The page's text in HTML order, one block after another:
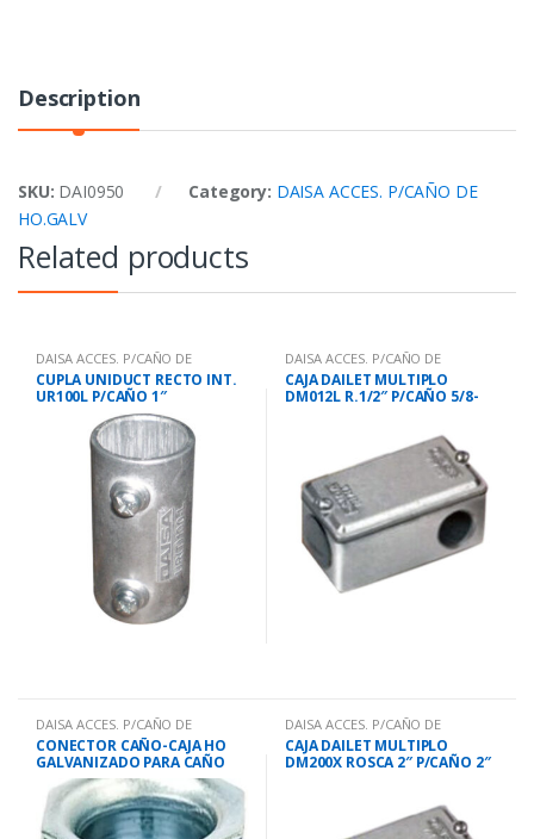
Description
SKU: DAI0950 Category: DAISA ACCES. P/CAÑO DE
HO.GALV
Related products
DAISA ACCES. P/CAÑO DE
HO.GALV
CUPLA UNIDUCT RECTO INT.
UR100L P/CAÑO 1″
DAISA ACCES. P/CAÑO DE
HO.GALV
CAJA DAILET MULTIPLO
DM012L R.1/2″ P/CAÑO 5/8-
DAISA ACCES. P/CAÑO DE
HO.GALV
CONECTOR CAÑO-CAJA HO
GALVANIZADO PARA CAÑO
DAISA ACCES. P/CAÑO DE
HO.GALV
CAJA DAILET MULTIPLO
DM200X ROSCA 2″ P/CAÑO 2″